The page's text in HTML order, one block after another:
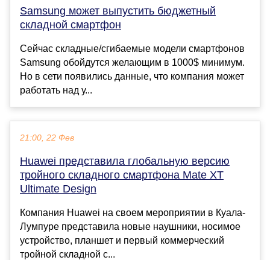
Samsung может выпустить бюджетный
складной смартфон
Сейчас складные/сгибаемые модели смартфонов
Samsung обойдутся желающим в 1000$ минимум.
Но в сети появились данные, что компания может
работать над у...
21:00, 22 Фев
Huawei представила глобальную версию
тройного складного смартфона Mate XT
Ultimate Design
Компания Huawei на своем мероприятии в Куала-
Лумпуре представила новые наушники, носимое
устройство, планшет и первый коммерческий
тройной складной с...